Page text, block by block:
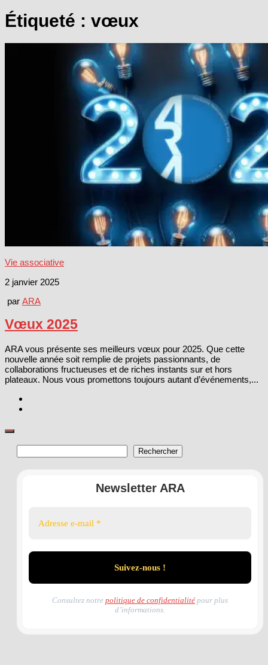
Étiqueté : vœux
Vie associative
2 janvier 2025
par ARA
Vœux 2025
ARA vous présente ses meilleurs vœux pour 2025. Que cette
nouvelle année soit remplie de projets passionnants, de
collaborations fructueuses et de riches instants sur et hors
plateaux. Nous vous promettons toujours autant d’événements,...
Rechercher
Newsletter ARA
Consultez notre politique de confidentialité pour plus
d’informations.